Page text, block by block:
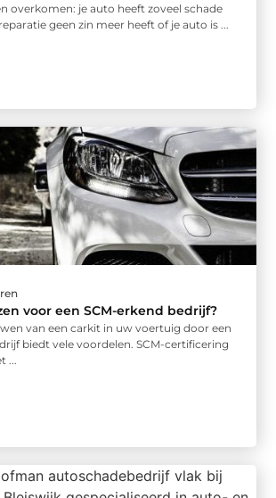
overkomen: je auto heeft zoveel schade
geen zin meer heeft of je auto is ...
voor een SCM-erkend bedrijf?
van een carkit in uw voertuig door een
biedt vele voordelen. SCM-certificering